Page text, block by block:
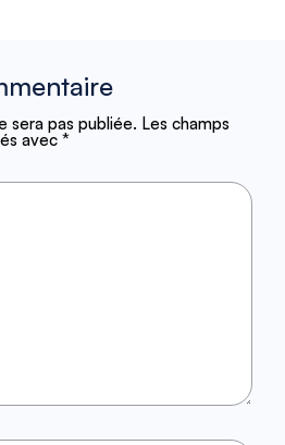
sera pas publiée. Les champs
avec *